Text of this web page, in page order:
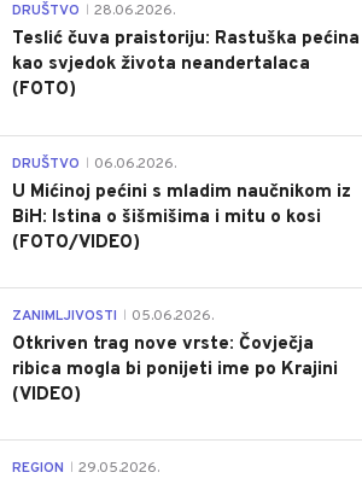
DRUŠTVO 28.06.2026.
Teslić čuva praistoriju: Rastuška pećina
kao svjedok života neandertalaca
(FOTO)
DRUŠTVO 06.06.2026.
U Mićinoj pećini s mladim naučnikom iz
BiH: Istina o šišmišima i mitu o kosi
(FOTO/VIDEO)
ZANIMLJIVOSTI 05.06.2026.
Otkriven trag nove vrste: Čovječja
ribica mogla bi ponijeti ime po Krajini
(VIDEO)
REGION 29.05.2026.